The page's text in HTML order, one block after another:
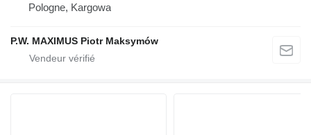
Pologne, Kargowa
P.W. MAXIMUS Piotr Maksymów